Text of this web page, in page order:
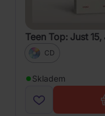
Teen Top: Just
CD
Skladem